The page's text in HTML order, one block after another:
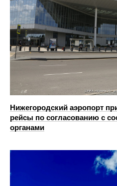
Нижегородский аэропорт
рейсы по согласованию с
органами